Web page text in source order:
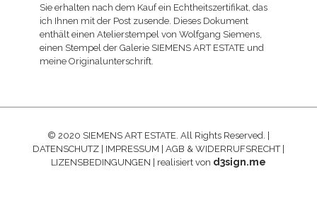
Sie erhalten nach dem Kauf ein Echtheitszertifikat, das
ich Ihnen mit der Post zusende. Dieses Dokument
enthält einen Atelierstempel von Wolfgang Siemens,
einen Stempel der Galerie SIEMENS ART ESTATE und
meine Originalunterschrift.
© 2020 SIEMENS ART ESTATE. All Rights Reserved. |
DATENSCHUTZ
IMPRESSUM AGB & WIDERRUFSRECHT|
LIZENSBEDINGUNGEN | realisiert von d3sign.me